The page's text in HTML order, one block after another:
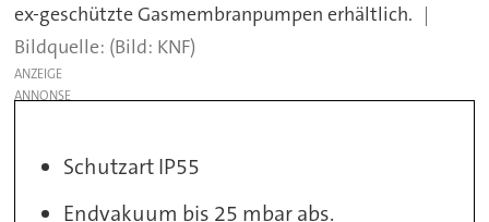
ex-geschützte Gasmembranpumpen erhältlich.
(Bild: KNF)
ANZEIGE
Schutzart IP55
Endvakuum bis 25 mbar abs.